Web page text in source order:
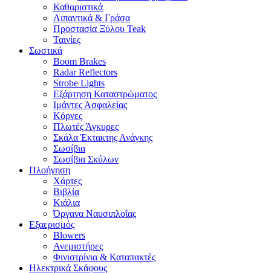
Καθαριστικά
Λιπαντικά & Γράσα
Προστασία Ξύλου Teak
Ταινίες
Σωστικά
Boom Brakes
Radar Reflectors
Strobe Lights
Εξάρτηση Καταστρώματος
Ιμάντες Ασφαλείας
Κόρνες
Πλωτές Άγκυρες
Σκάλα Έκτακτης Ανάγκης
Σωσίβια
Σωσίβια Σκύλων
Πλοήγηση
Χάρτες
Βιβλία
Κιάλια
Όργανα Ναυσιπλοΐας
Εξαερισμός
Blowers
Ανεμιστήρες
Φινιστρίνια & Καταπακτές
Ηλεκτρικά Σκάφους